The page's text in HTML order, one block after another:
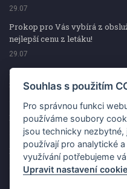
29.07
Prokop pro Vás vybírá z
nejlepší cenu z letáku!
29.07
Prokop pro Vás vybírá z
nejlepší cenu z letáku!
Kup špekáčky od Váhaly a
29.07
Prokop pro Vás vybírá na
29.07
Souhlas s použitím
Pro správnou funkci
používáme soubory
jsou technicky
používají pro analytické
využívání potřebujeme
Upravit nastavení